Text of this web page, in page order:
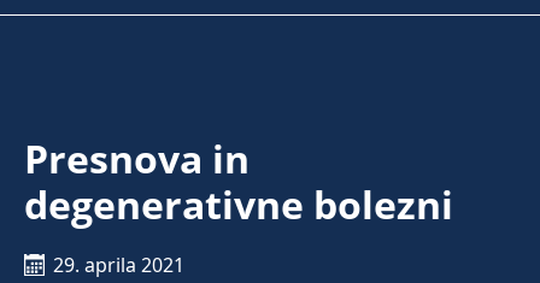
Presnova in
degenerativne bolezni
29. aprila 2021